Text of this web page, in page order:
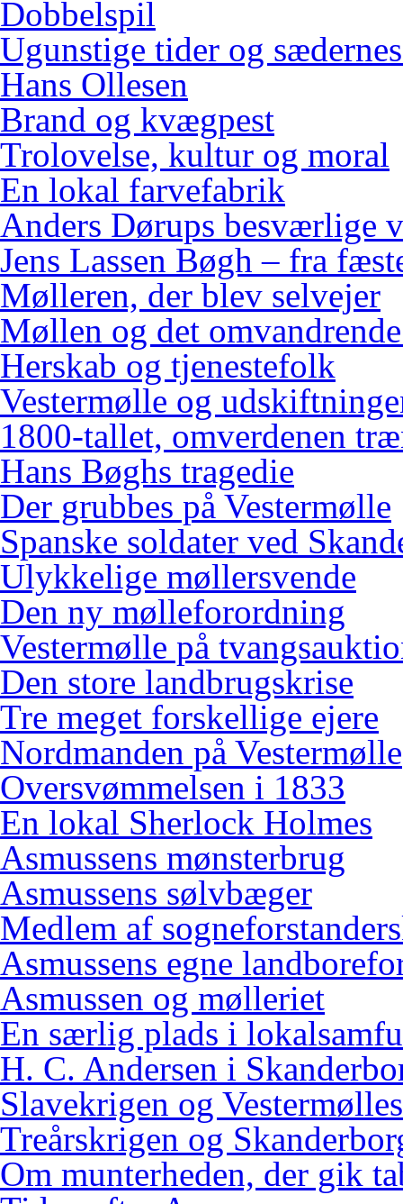
Dobbelspil
Ugunstige tider og
Hans Ollesen
Brand og kvægpest
Trolovelse, kultur og moral
En lokal farvefabrik
Anders Dørups besværlige
Jens Lassen Bøgh – fra
Mølleren, der blev selvejer
Møllen og det
Herskab og tjenestefolk
Vestermølle og
1800-tallet, omverdenen
Hans Bøghs tragedie
Der grubbes på Vestermølle
Spanske soldater ved
Ulykkelige møllersvende
Den ny mølleforordning
Vestermølle på
Den store landbrugskrise
Tre meget forskellige ejere
Nordmanden på Vestermølle
Oversvømmelsen i 1833
En lokal Sherlock Holmes
Asmussens mønsterbrug
Asmussens sølvbæger
Medlem af
Asmussens egne
Asmussen og mølleriet
En særlig plads i
H. C. Andersen i
Slavekrigen og
Treårskrigen og
Om munterheden, der gik